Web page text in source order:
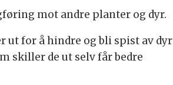
mot andre planter og dyr.
for å hindre og bli spist av dyr
skiller de ut selv får bedre